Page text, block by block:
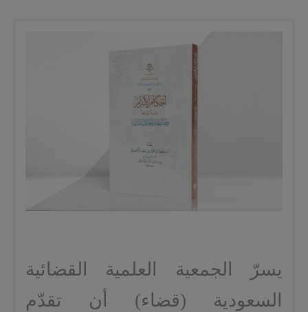
يسرّ الجمعية العلمية القضائية
السعودية (قضاء) أن تقدّم